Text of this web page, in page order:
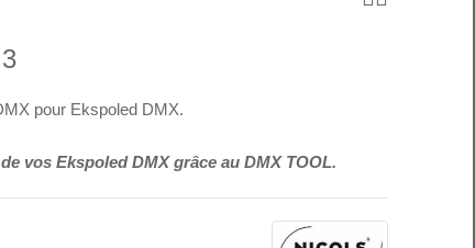
pour Ekspoled DMX.
vos Ekspoled DMX grâce au DMX TOOL.